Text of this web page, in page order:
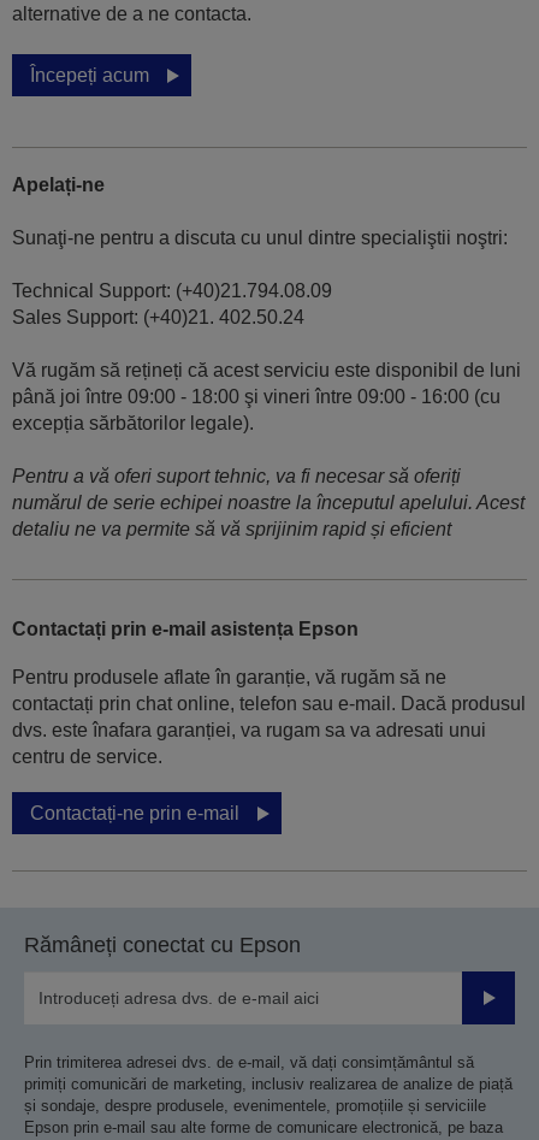
alternative de a ne contacta.
Începeți acum
Apelați-ne
Sunaţi-ne pentru a discuta cu unul dintre specialiştii noştri:
Technical Support: (+40)21.794.08.09
Sales Support: (+40)21. 402.50.24
Vă rugăm să rețineți că acest serviciu este disponibil de luni
până joi între 09:00 - 18:00 şi vineri între 09:00 - 16:00 (cu
excepția sărbătorilor legale).
Pentru a vă oferi suport tehnic, va fi necesar să oferiți
numărul de serie echipei noastre la începutul apelului. Acest
detaliu ne va permite să vă sprijinim rapid și eficient
Contactați prin e-mail asistența Epson
Pentru produsele aflate în garanție, vă rugăm să ne
contactați prin chat online, telefon sau e-mail. Dacă produsul
dvs. este înafara garanției, va rugam sa va adresati unui
centru de service.
Contactați-ne prin e-mail
Rămâneți conectat cu Epson
Prin trimiterea adresei dvs. de e-mail, vă dați consimțământul să
primiți comunicări de marketing, inclusiv realizarea de analize de piață
și sondaje, despre produsele, evenimentele, promoțiile și serviciile
Epson prin e-mail sau alte forme de comunicare electronică, pe baza